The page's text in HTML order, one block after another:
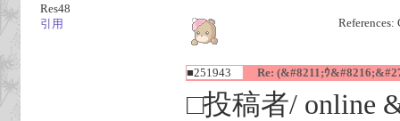
Res48
引用
■251943 Re: (&#8211;ｳ
□投稿者/ online